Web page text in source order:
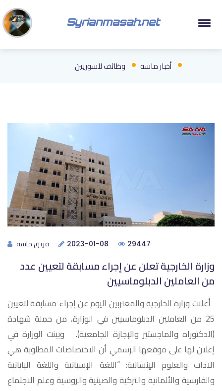
Syrianmasah.net
أخبار ماسة وظائف للسوريين
فريق ماسة 2023-01-08 29447
وزارة الخارجية تعلن عن إجراء مسابقة لتعيين عدد
من العاملين الدبلوماسيين
أعلنت وزارة الخارجية والمغتربين اليوم عن إجراء مسابقة لتعيين
25 من العاملين الدبلوماسيين في الوزارة، من حملة شهادة
(الدكتوراه والماجستير والإجازة الجامعية). وبينت الوزارة في
إعلان لها على موقعها الرسمي أن الاختصاصات المطلوبة هي
الآداب والعلوم الإنسانية: “اللغة الإسبانية واللغة اليابانية
والفارسية والألمانية والتركية والصينية والروسية وعلم الاجتماع